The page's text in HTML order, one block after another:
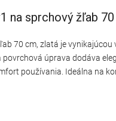
na sprchový žľab
70 cm, zlatá je
úprava dodáva
používania. Ideálna na